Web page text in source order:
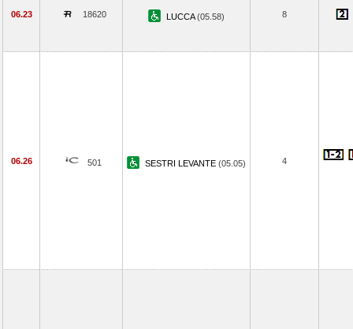
06.23 18620 LUCCA(05.58) 8
06.26 501 SESTRI LEVANTE (05.05) 4